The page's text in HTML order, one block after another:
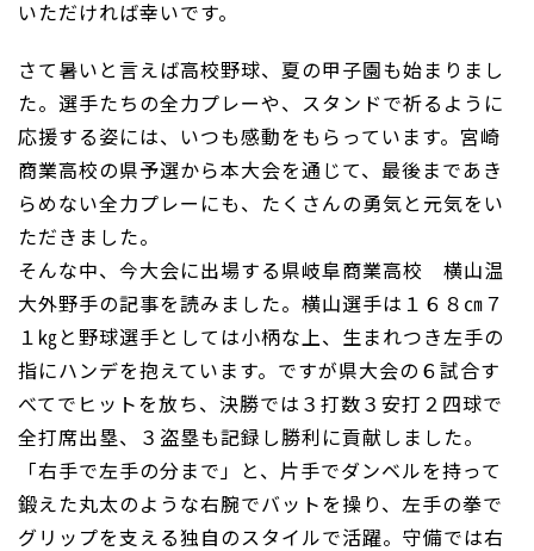
いただければ幸いです。
さて暑いと言えば高校野球、夏の甲子園も始まりまし
た。選手たちの全力プレーや、スタンドで祈るように
応援する姿には、いつも感動をもらっています。宮崎
商業高校の県予選から本大会を通じて、最後まであき
らめない全力プレーにも、たくさんの勇気と元気をい
ただきました。
そんな中、今大会に出場する県岐阜商業高校 横山温
大外野手の記事を読みました。横山選手は１６８㎝７
１㎏と野球選手としては小柄な上、生まれつき左手の
指にハンデを抱えています。ですが県大会の６試合す
べてでヒットを放ち、決勝では３打数３安打２四球で
全打席出塁、３盗塁も記録し勝利に貢献しました。
「右手で左手の分まで」と、片手でダンベルを持って
鍛えた丸太のような右腕でバットを操り、左手の拳で
グリップを支える独自のスタイルで活躍。守備では右